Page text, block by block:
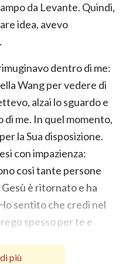
da Levante. Quindi,
idea, avevo
dentro di me:
Wang per vedere di
alzai lo sguardo e
me. In quel momento,
la Sua disposizione.
con impazienza:
così tante persone
è ritornato e ha
sentito che credi nel
spesso per te e
sorrise e disse:
più